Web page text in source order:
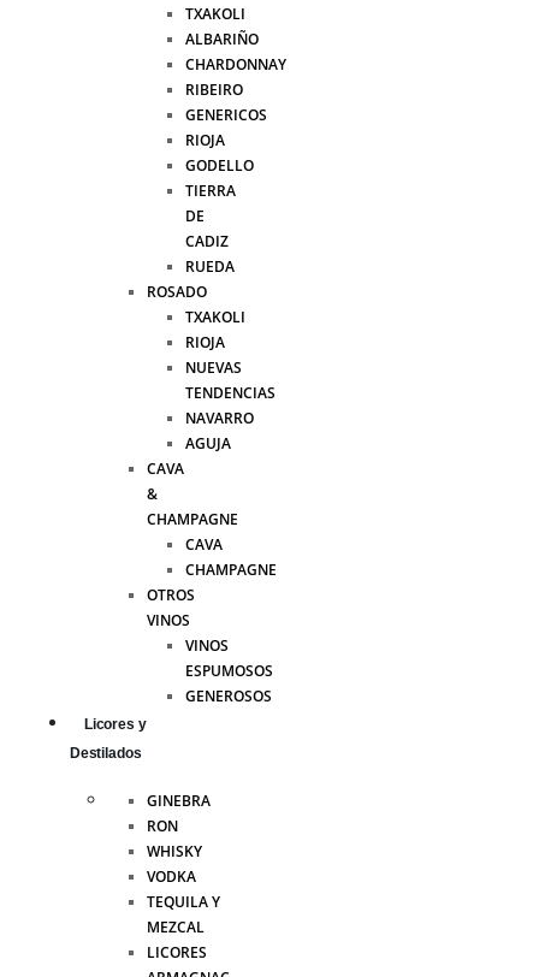
TXAKOLI
ALBARIÑO
CHARDONNAY
RIBEIRO
GENERICOS
RIOJA
GODELLO
TIERRA
DE
CADIZ
RUEDA
ROSADO
TXAKOLI
RIOJA
NUEVAS
TENDENCIAS
NAVARRO
AGUJA
CAVA
&
CHAMPAGNE
CAVA
CHAMPAGNE
OTROS
VINOS
VINOS
ESPUMOSOS
GENEROSOS
Licores y
Destilados
GINEBRA
RON
WHISKY
VODKA
TEQUILA Y
MEZCAL
LICORES